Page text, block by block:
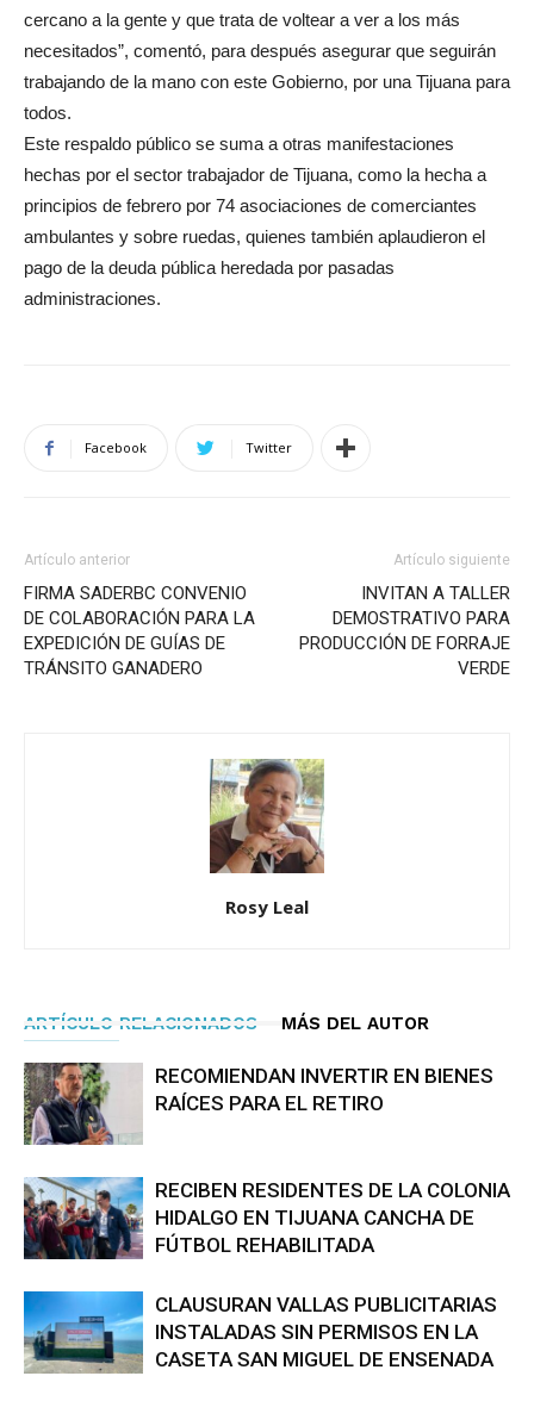
cercano a la gente y que trata de voltear a ver a los más
necesitados”, comentó, para después asegurar que seguirán
trabajando de la mano con este Gobierno, por una Tijuana para
todos.
Este respaldo público se suma a otras manifestaciones
hechas por el sector trabajador de Tijuana, como la hecha a
principios de febrero por 74 asociaciones de comerciantes
ambulantes y sobre ruedas, quienes también aplaudieron el
pago de la deuda pública heredada por pasadas
administraciones.
Facebook Twitter
Artículo anterior
FIRMA SADERBC CONVENIO
DE COLABORACIÓN PARA LA
EXPEDICIÓN DE GUÍAS DE
TRÁNSITO GANADERO
Artículo siguiente
INVITAN A TALLER
DEMOSTRATIVO PARA
PRODUCCIÓN DE FORRAJE
VERDE
Rosy Leal
ARTÍCULO RELACIONADOS MÁS DEL AUTOR
RECOMIENDAN INVERTIR EN BIENES
RAÍCES PARA EL RETIRO
RECIBEN RESIDENTES DE LA COLONIA
HIDALGO EN TIJUANA CANCHA DE
FÚTBOL REHABILITADA
CLAUSURAN VALLAS PUBLICITARIAS
INSTALADAS SIN PERMISOS EN LA
CASETA SAN MIGUEL DE ENSENADA